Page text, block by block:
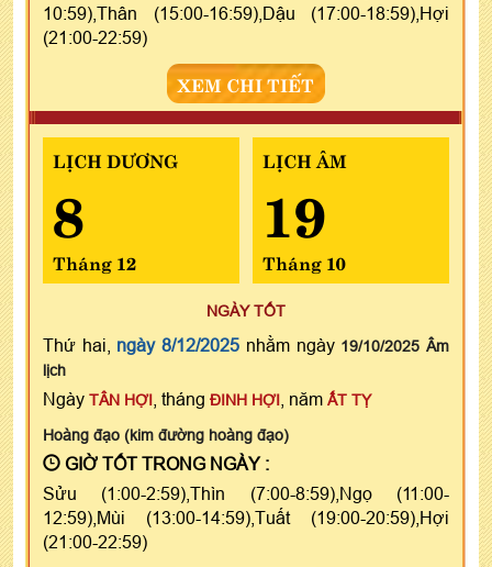
10:59),Thân (15:00-16:59),Dậu (17:00-18:59),Hợi
(21:00-22:59)
XEM CHI TIẾT
LỊCH DƯƠNG
8
Tháng 12
LỊCH ÂM
19
Tháng 10
NGÀY TỐT
Thứ hai, ngày 8/12/2025 nhằm ngày 19/10/2025 Âm
lịch
Ngày TÂN HỢI , tháng ĐINH HỢI , năm ẤT TỴ
Hoàng đạo (kim đường hoàng đạo)
GIỜ TỐT TRONG NGÀY :
Sửu (1:00-2:59),Thìn (7:00-8:59),Ngọ (11:00-
12:59),Mùi (13:00-14:59),Tuất (19:00-20:59),Hợi
(21:00-22:59)